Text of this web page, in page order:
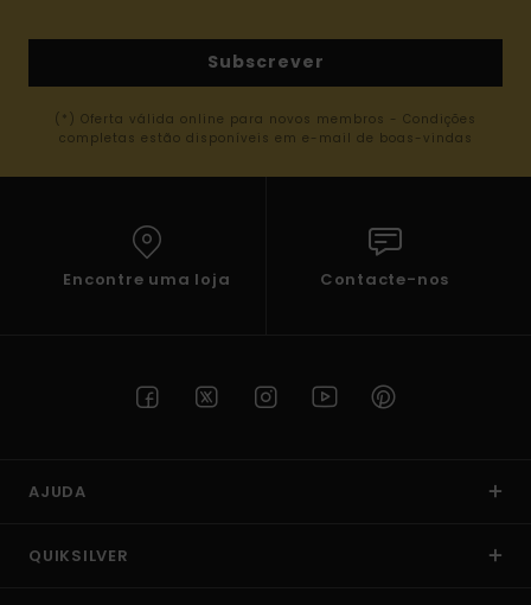
Subscrever
(*) Oferta válida online para novos membros - Condições
completas estão disponíveis em e-mail de boas-vindas
Encontre uma loja Contacte-nos
AJUDA
QUIKSILVER